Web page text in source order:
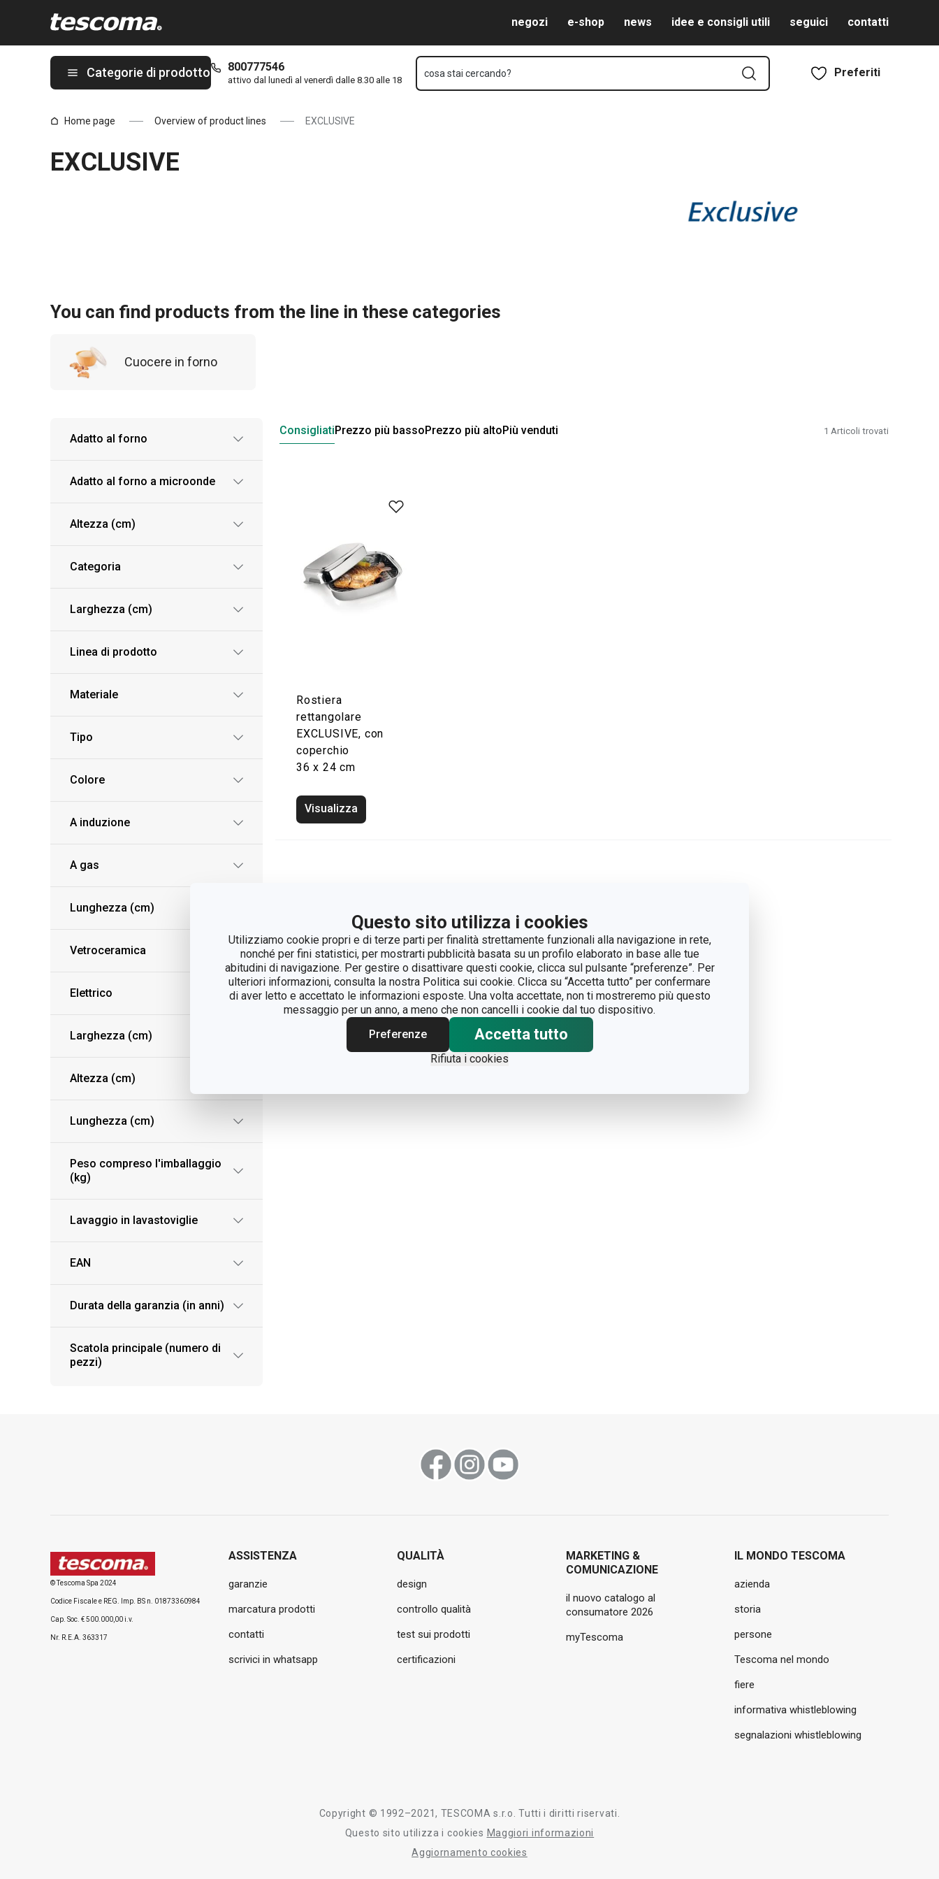
Questo sito utilizza i cookies
Utilizziamo cookie propri e di terze parti per finalità strettamente funzionali alla navigazione in rete,
nonché per fini statistici, per mostrarti pubblicità basata su un profilo elaborato in base alle tue
abitudini di navigazione. Per gestire o disattivare questi cookie, clicca sul pulsante “preferenze”. Per
ulteriori informazioni, consulta la nostra Politica sui cookie. Clicca su “Accetta tutto” per confermare
di aver letto e accettato le informazioni esposte. Una volta accettate, non ti mostreremo più questo
messaggio per un anno, a meno che non cancelli i cookie dal tuo dispositivo.
Preferenze
Accetta tutto
Rifiuta i cookies
negozi e-shop news idee e consigli utili seguici contatti
Categorie di prodotto 800777546
attivo dal lunedì al venerdì dalle 8.30 alle 18
cosa stai cercando? Preferiti
Home page Overview of product lines EXCLUSIVE
EXCLUSIVE
You can find products from the line in these categories
Cuocere in forno
Adatto al forno
Adatto al forno a microonde
Altezza (cm)
Categoria
Larghezza (cm)
Linea di prodotto
Materiale
Tipo
Colore
A induzione
A gas
Lunghezza (cm)
Vetroceramica
Elettrico
Larghezza (cm)
Altezza (cm)
Lunghezza (cm)
Peso compreso l'imballaggio
(kg)
Lavaggio in lavastoviglie
EAN
Durata della garanzia (in anni)
Scatola principale (numero di
pezzi)
ConsigliatiPrezzo più bassoPrezzo più altoPiù venduti 1 Articoli trovati
Rostiera
rettangolare
EXCLUSIVE, con
coperchio
36 x 24 cm
Visualizza
© Tescoma Spa 2024
Codice Fiscale e REG. Imp. BS n. 01873360984
Cap. Soc. € 500.000,00 i.v.
Nr. R.E.A. 363317
ASSISTENZA
garanzie
marcatura prodotti
contatti
scrivici in whatsapp
QUALITÀ
design
controllo qualità
test sui prodotti
certificazioni
MARKETING &
COMUNICAZIONE
il nuovo catalogo al
consumatore 2026
myTescoma
IL MONDO TESCOMA
azienda
storia
persone
Tescoma nel mondo
fiere
informativa whistleblowing
segnalazioni whistleblowing
Copyright © 1992–2021, TESCOMA s.r.o. Tutti i diritti riservati.
Questo sito utilizza i cookies Maggiori informazioni
Aggiornamento cookies